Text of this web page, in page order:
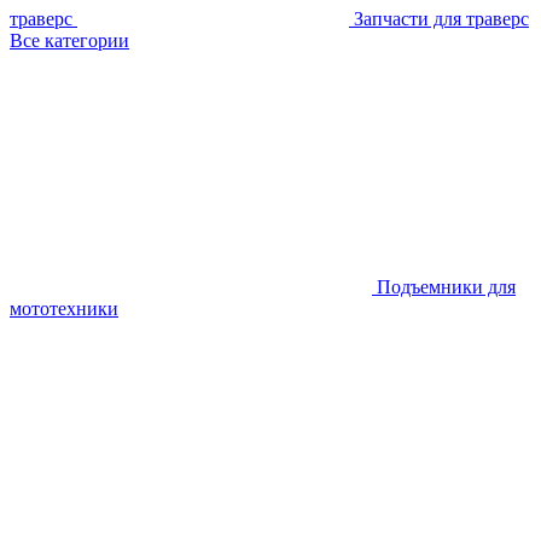
траверс
Запчасти для траверс
Все категории
Подъемники для
мототехники